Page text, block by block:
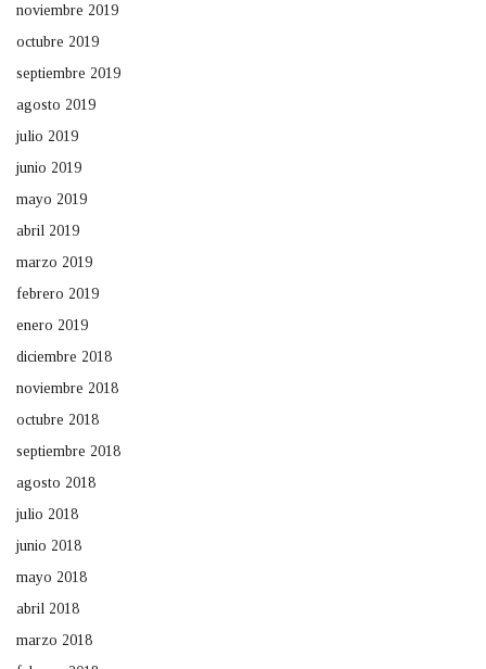
noviembre 2019
octubre 2019
septiembre 2019
agosto 2019
julio 2019
junio 2019
mayo 2019
abril 2019
marzo 2019
febrero 2019
enero 2019
diciembre 2018
noviembre 2018
octubre 2018
septiembre 2018
agosto 2018
julio 2018
junio 2018
mayo 2018
abril 2018
marzo 2018